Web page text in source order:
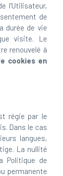
l’Utilisateur,
de
durée de vie
visite. Le
renouvelé à
cookies en
régie par le
Dans le cas
langues,
La nullité
Politique de
permanente